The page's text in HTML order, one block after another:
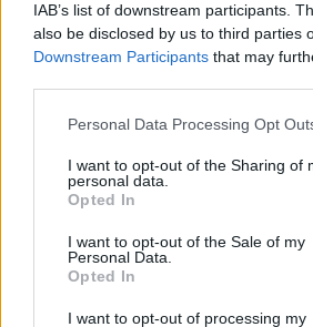
IAB’s list of downstream participants.
also be disclosed by us to third parties
Downstream Participants that may
Personal Data Processing Opt
I want to opt-out of the Sharing of
personal data.
Opted In
I want to opt-out of the Sale of my
Personal Data.
Opted In
I want to opt-out of processing my
«Θέλω να τον κλείσουν μέσα.
Εχει παραβιάσει όλους τους
στο παρελθόν. Σε αυτόν θα